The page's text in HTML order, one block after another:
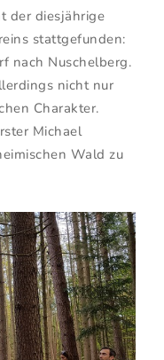
der diesjährige
stattgefunden:
nach Nuschelberg.
nicht nur
Charakter.
Michael
Wald zu